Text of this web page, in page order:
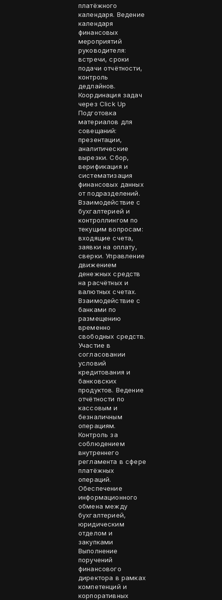
платёжного
календаря. Ведение
календаря
финансовых
мероприятий
руководителя:
встречи, сроки
подачи отчётности,
контроль
дедлайнов.
Координация задач
через Click Up
Подготовка
материалов для
совещаний:
презентации,
аналитические
вырезки. Сбор,
верификация и
систематизация
финансовых данных
от подразделений.
Взаимодействие с
бухгалтерией и
контроллингом по
текущим вопросам:
входящие счета,
заявки на оплату,
сверки. Управление
движением
денежных средств
на расчётных и
валютных счетах.
Взаимодействие с
банками по
размещению
временно
свободных средств.
Участие в
согласовании
условий
кредитования и
банковских
продуктов. Ведение
отчётности по
кассовым и
безналичным
операциям.
Контроль за
соблюдением
внутреннего
регламента в сфере
платёжных
операций.
Обеспечение
информационного
обмена между
бухгалтерией,
юридическим
отделом и
закупками
Выполнение
поручений
финансового
директора в рамках
компетенций и
корпоративных